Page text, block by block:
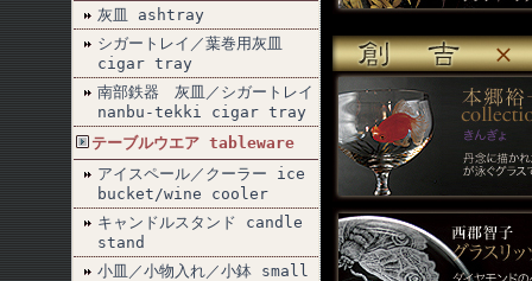
灰皿 ashtray
シガートレイ／葉巻用灰皿
cigar tray
南部鉄器 灰皿／シガートレイ
nanbu-tekki cigar tray
テーブルウエア tableware
アイスペール／クーラー ice
bucket/wine cooler
キャンドルスタンド candle
stand
小皿／小物入れ／小鉢 small